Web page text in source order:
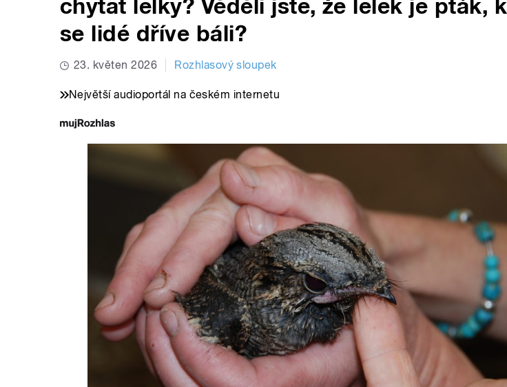
chytat lelky? Věděli jste, že lelek je pták,
se lidé dříve báli?
23. květen 2026 Rozhlasový sloupek
Největší audioportál na českém internetu